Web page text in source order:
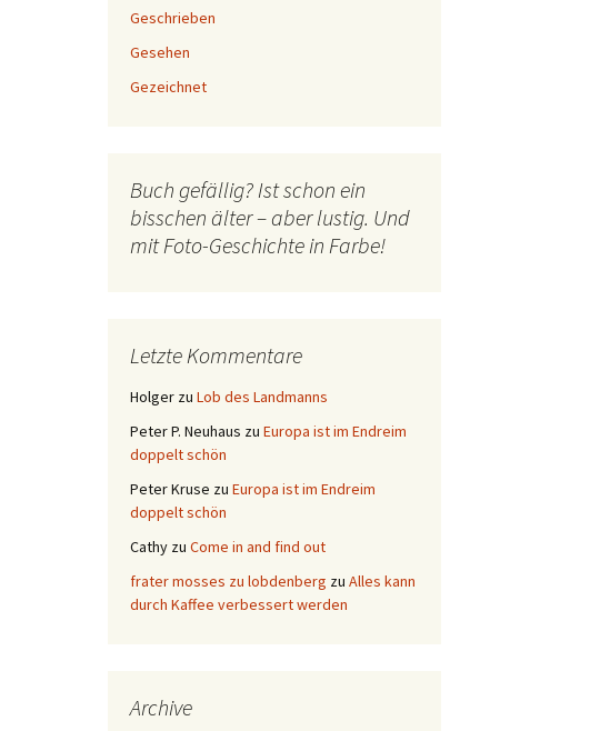
Geschrieben
Gesehen
Gezeichnet
Buch gefällig? Ist schon ein
bisschen älter – aber lustig. Und
mit Foto-Geschichte in Farbe!
Letzte Kommentare
Holger zu Lob des Landmanns
Peter P. Neuhaus zu Europa ist im Endreim
doppelt schön
Peter Kruse zu Europa ist im Endreim
doppelt schön
Cathy zu Come in and find out
frater mosses zu lobdenberg zu Alles kann
durch Kaffee verbessert werden
Archive